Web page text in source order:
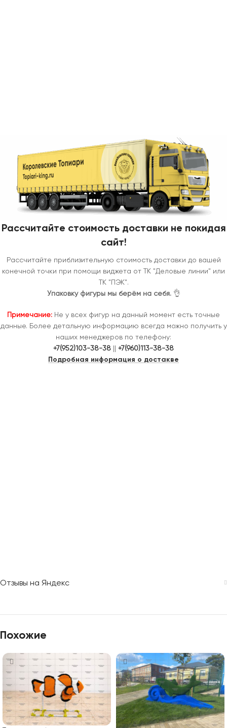
Рассчитайте стоимость доставки не покидая
сайт!
Рассчитайте приблизительную стоимость доставки до вашей
конечной точки при помощи виджета от ТК "Деловые линии" или
ТК "ПЭК".
Упаковку фигуры мы берём на себя.👌
Примечание: Не у всех фигур на данный момент есть точные
данные. Более детальную информацию всегда можно получить у
наших менеджеров по телефону:
+7(952)103-38-38 || +7(960)113-38-38
Подробная информация о достакве
Отзывы на Яндекс
Похожие